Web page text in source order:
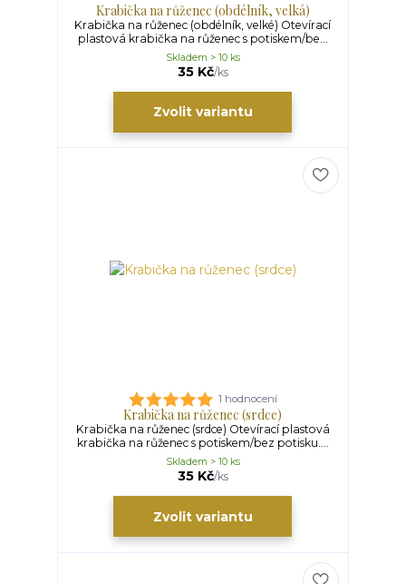
Krabička na růženec (obdélník, velká)
Krabička na růženec (obdélník, velké) Otevírací
plastová krabička na růženec s potiskem/be...
35 Kč/ks
Skladem > 10 ks
Zvolit variantu
1 hodnocení
Krabička na růženec (srdce)
Krabička na růženec (srdce) Otevírací plastová
krabička na růženec s potiskem/bez potisku....
35 Kč/ks
Skladem > 10 ks
Zvolit variantu